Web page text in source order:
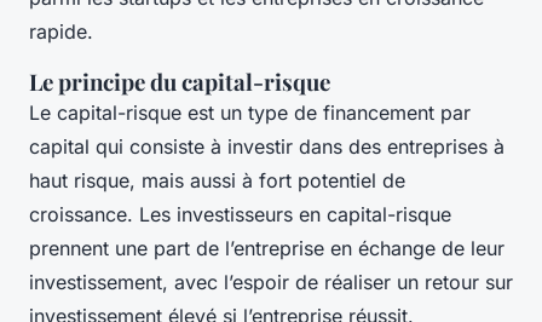
rapide.
Le principe du capital-risque
Le capital-risque est un type de financement par
capital qui consiste à investir dans des entreprises à
haut risque, mais aussi à fort potentiel de
croissance. Les investisseurs en capital-risque
prennent une part de l’entreprise en échange de leur
investissement, avec l’espoir de réaliser un retour sur
investissement élevé si l’entreprise réussit.